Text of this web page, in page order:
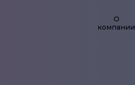
О
компании